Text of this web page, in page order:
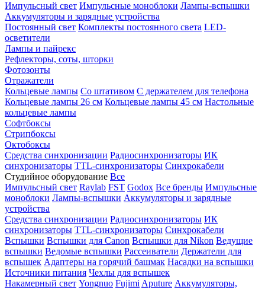
Импульсный свет Импульсные моноблоки Лампы-вспышки
Аккумуляторы и зарядные устройства
Постоянный свет Комплекты постоянного света LED-
осветители
Лампы и пайрекс
Рефлекторы, соты, шторки
Фотозонты
Отражатели
Кольцевые лампы Со штативом С держателем для телефона
Кольцевые лампы 26 см Кольцевые лампы 45 см Настольные
кольцевые лампы
Софтбоксы
Стрипбоксы
Октобоксы
Средства синхронизации Радиосинхронизаторы ИК
синхронизаторы TTL-синхронизаторы Синхрокабели
Студийное оборудование Все
Импульсный свет Raylab FST Godox Все бренды Импульсные
моноблоки Лампы-вспышки Аккумуляторы и зарядные
устройства
Средства синхронизации Радиосинхронизаторы ИК
синхронизаторы TTL-синхронизаторы Синхрокабели
Вспышки Вспышки для Canon Вспышки для Nikon Ведущие
вспышки Ведомые вспышки Рассеиватели Держатели для
вспышек Адаптеры на горячий башмак Насадки на вспышки
Источники питания Чехлы для вспышек
Накамерный свет Yongnuo Fujimi Aputure Аккумуляторы,